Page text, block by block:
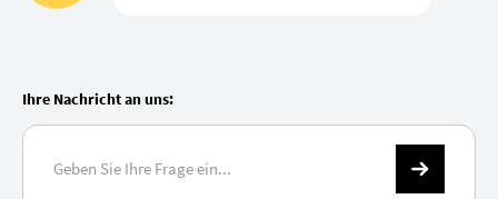
Ihre Nachricht an uns: